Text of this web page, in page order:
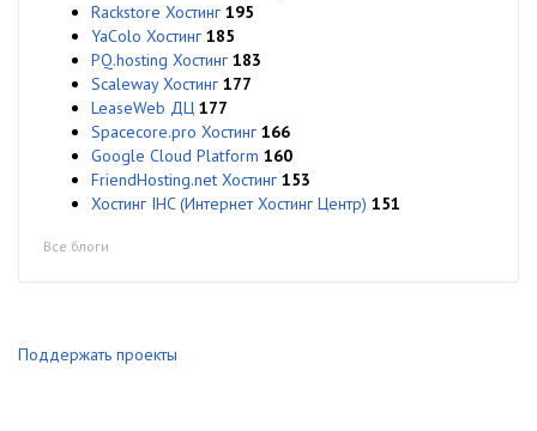
Rackstore Хостинг 195
YaColo Хостинг 185
PQ.hosting Хостинг 183
Scaleway Хостинг 177
LeaseWeb ДЦ 177
Spacecore.pro Хостинг 166
Google Cloud Platform 160
FriendHosting.net Хостинг 153
Хостинг IHC (Интернет Хостинг Центр) 151
Все блоги
Поддержать проекты